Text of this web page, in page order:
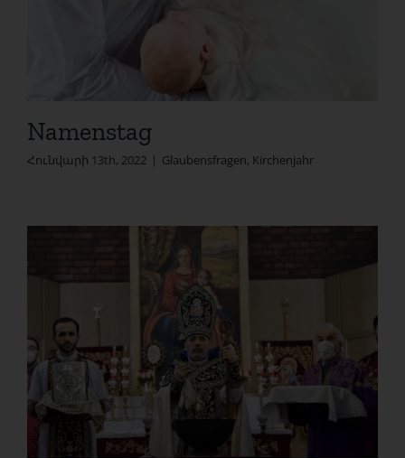
Namenstag
Հունվարի 13th, 2022 | Glaubensfragen, Kirchenjahr